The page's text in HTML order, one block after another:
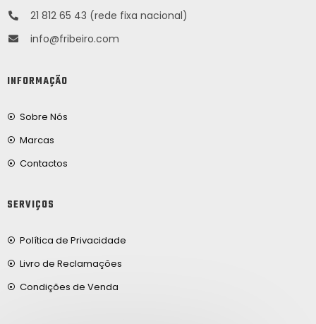
21 812 65 43 (rede fixa nacional)
info@fribeiro.com
INFORMAÇÃO
Sobre Nós
Marcas
Contactos
SERVIÇOS
Política de Privacidade
Livro de Reclamações
Condições de Venda